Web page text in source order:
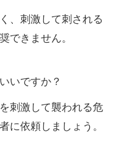
、刺激して刺される
できません。
いですか？
刺激して襲われる危
に依頼しましょう。